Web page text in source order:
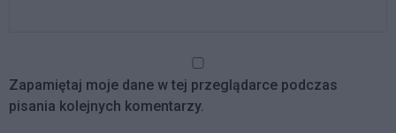
Zapamiętaj moje dane w tej przeglądarce podczas
pisania kolejnych komentarzy.